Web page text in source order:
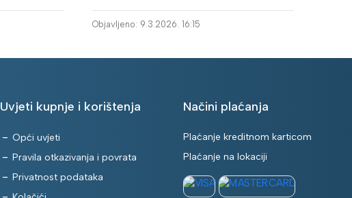
Objavljeno: 9.3.2026. 16:15
Uvjeti kupnje i korištenja
Opći uvjeti
Pravila otkazivanja i povrata
Privatnost podataka
Načini plaćanja
Plaćanje kreditnom karticom
Plaćanje na lokaciji